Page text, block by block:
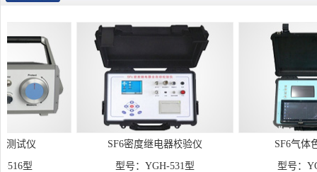
SF6密度继电器校验仪
型号：YGH-531型
SF6气体色谱分析
型号：YGH-606